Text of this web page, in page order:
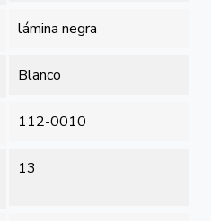
lámina negra
Blanco
112-0010
13